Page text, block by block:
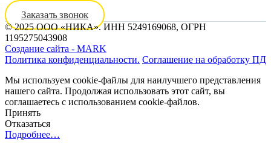
Заказать звонок
© 2025 ООО «НИКА». ИНН 5249169068, ОГРН
1195275043908
Создание сайта - MARK
Политика конфиденциальности. Соглашение на обработку ПД
Мы используем cookie-файлы для наилучшего представления
нашего сайта. Продолжая использовать этот сайт, вы
соглашаетесь с использованием cookie-файлов.
Принять
Отказаться
Подробнее…